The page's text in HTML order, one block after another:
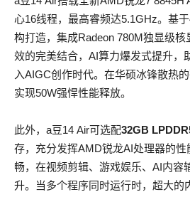
心16线程，最高睿频达5.1GHz。基
构打造，集成Radeon 780M独显级
效的完美结合，AI算力爆发式提升，
入AIGC创作时代。在华硕冰锋散热
实现50W强悍性能释放。
此外，a豆14 Air可选配32GB
存，充分发挥AMD锐龙AI处理器的
畅，在视频剪辑、游戏娱乐、AI内容
升。当多个程序同时运行时，超大的